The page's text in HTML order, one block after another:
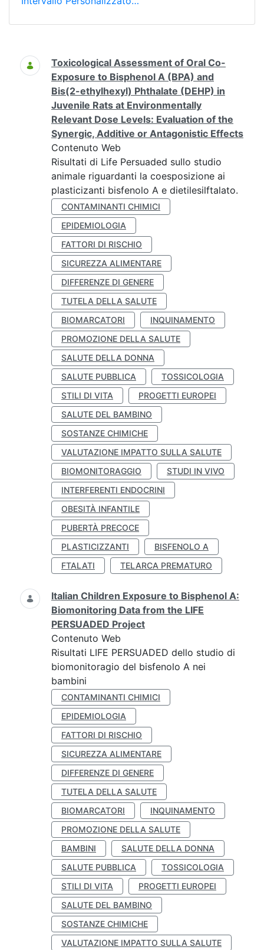
Ricerca
Toxicological Assessment of Oral Co-
Exposure to Bisphenol A (BPA) and
Bis(2-ethylhexyl) Phthalate (DEHP) in
Juvenile Rats at Environmentally
Relevant Dose Levels: Evaluation of the
Synergic, Additive or Antagonistic Effects
Contenuto Web
Risultati di Life Persuaded sullo studio
animale riguardanti la coesposizione ai
plasticizanti bisfenolo A e dietilesilftalato.
CONTAMINANTI CHIMICI
EPIDEMIOLOGIA
FATTORI DI RISCHIO
SICUREZZA ALIMENTARE
DIFFERENZE DI GENERE
TUTELA DELLA SALUTE
BIOMARCATORI
INQUINAMENTO
PROMOZIONE DELLA SALUTE
SALUTE DELLA DONNA
SALUTE PUBBLICA
TOSSICOLOGIA
STILI DI VITA
PROGETTI EUROPEI
SALUTE DEL BAMBINO
SOSTANZE CHIMICHE
VALUTAZIONE IMPATTO SULLA SALUTE
BIOMONITORAGGIO
STUDI IN VIVO
INTERFERENTI ENDOCRINI
OBESITÀ INFANTILE
PUBERTÀ PRECOCE
PLASTICIZZANTI
BISFENOLO A
FTALATI
TELARCA PREMATURO
Italian Children Exposure to Bisphenol A:
Biomonitoring Data from the LIFE
PERSUADED Project
Contenuto Web
Risultati LIFE PERSUADED dello studio di
biomonitoragio del bisfenolo A nei
bambini
CONTAMINANTI CHIMICI
EPIDEMIOLOGIA
FATTORI DI RISCHIO
SICUREZZA ALIMENTARE
DIFFERENZE DI GENERE
TUTELA DELLA SALUTE
BIOMARCATORI
INQUINAMENTO
PROMOZIONE DELLA SALUTE
BAMBINI
SALUTE DELLA DONNA
SALUTE PUBBLICA
TOSSICOLOGIA
STILI DI VITA
PROGETTI EUROPEI
SALUTE DEL BAMBINO
SOSTANZE CHIMICHE
VALUTAZIONE IMPATTO SULLA SALUTE